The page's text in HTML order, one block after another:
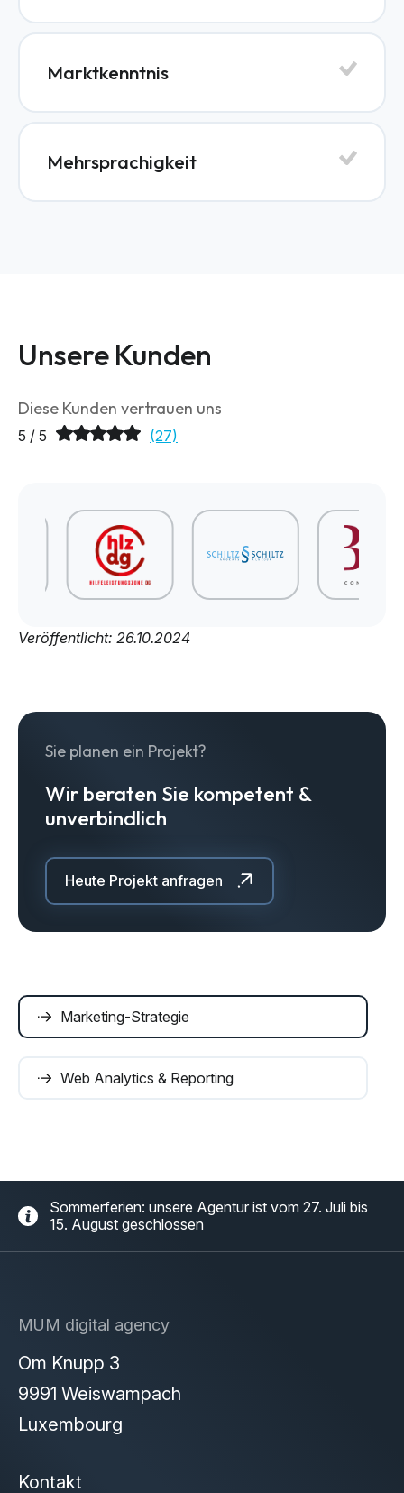
Marktkenntnis
Mehrsprachigkeit
Unsere Kunden
Diese Kunden vertrauen uns
5 / 5 (27)
Veröffentlicht: 26.10.2024
Sie planen ein Projekt?
Wir beraten Sie kompetent &
unverbindlich
Heute Projekt anfragen
Marketing-Strategie
Web Analytics & Reporting
Sommerferien: unsere Agentur ist vom 27. Juli bis
15. August geschlossen
MUM digital agency
Om Knupp 3
9991 Weiswampach
Luxembourg
Kontakt